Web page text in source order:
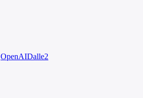
OpenAIDalle2